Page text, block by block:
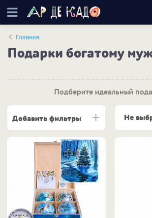
Главная
Подарки богатому
Подберите идеальный
Добавить фильтры Не